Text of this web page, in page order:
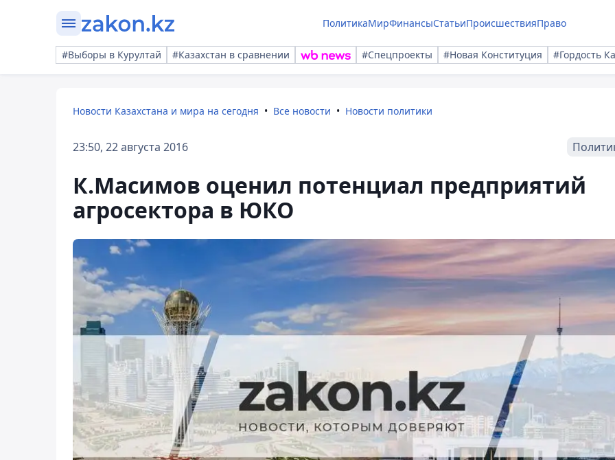
ПолитикаМирФинансыСтатьиПроисшествияПраво
#Выборы в Курултай #Казахстан в сравнении #Спецпроекты #Новая Конституция #Гордость
Новости Казахстана и мира на сегодня Все новости Новости политики
23:50, 22 августа 2016
К.Масимов оценил потенциал предприятий
агросектора в ЮКО